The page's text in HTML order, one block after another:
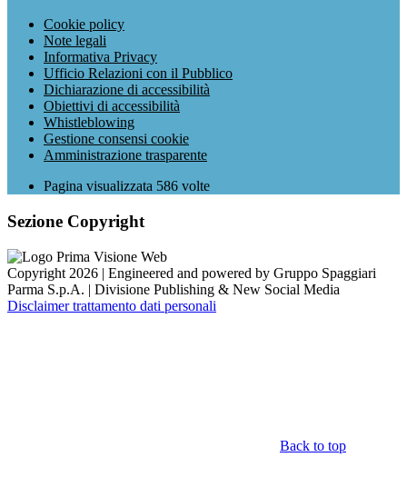
Cookie policy
Note legali
Informativa Privacy
Ufficio Relazioni con il Pubblico
Dichiarazione di accessibilità
Obiettivi di accessibilità
Whistleblowing
Gestione consensi cookie
Amministrazione trasparente
Pagina visualizzata 586 volte
Sezione Copyright
Copyright 2026 | Engineered and powered by Gruppo Spaggiari
Parma S.p.A. | Divisione Publishing & New Social Media
Disclaimer trattamento dati personali
Back to top